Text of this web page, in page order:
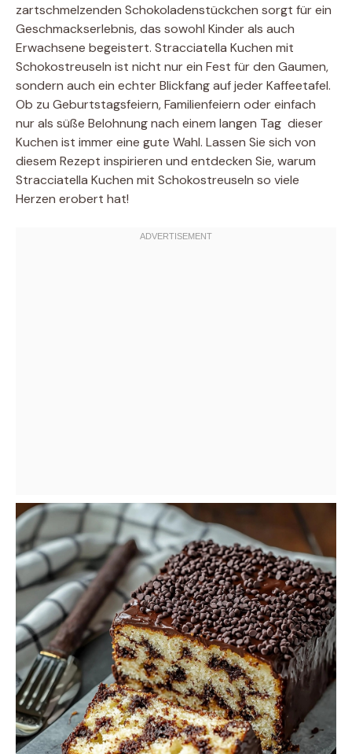
zartschmelzenden Schokoladenstückchen sorgt für ein
Geschmackserlebnis, das sowohl Kinder als auch
Erwachsene begeistert. Stracciatella Kuchen mit
Schokostreuseln ist nicht nur ein Fest für den Gaumen,
sondern auch ein echter Blickfang auf jeder Kaffeetafel.
Ob zu Geburtstagsfeiern, Familienfeiern oder einfach
nur als süße Belohnung nach einem langen Tag  dieser
Kuchen ist immer eine gute Wahl. Lassen Sie sich von
diesem Rezept inspirieren und entdecken Sie, warum
Stracciatella Kuchen mit Schokostreuseln so viele
Herzen erobert hat!